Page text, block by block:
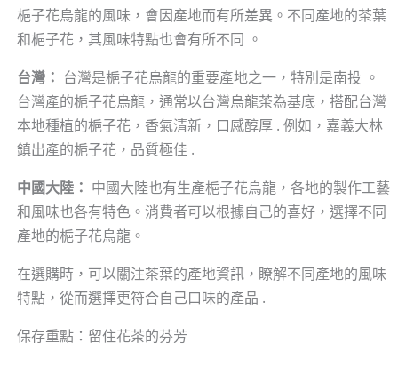
梔子花烏龍的風味，會因產地而有所差異。不同產地的茶葉
和梔子花，其風味特點也會有所不同 。
台灣： 台灣是梔子花烏龍的重要產地之一，特別是南投 。
台灣產的梔子花烏龍，通常以台灣烏龍茶為基底，搭配台灣
本地種植的梔子花，香氣清新，口感醇厚 . 例如，嘉義大林
鎮出產的梔子花，品質極佳 .
中國大陸： 中國大陸也有生產梔子花烏龍，各地的製作工藝
和風味也各有特色。消費者可以根據自己的喜好，選擇不同
產地的梔子花烏龍。
在選購時，可以關注茶葉的產地資訊，瞭解不同產地的風味
特點，從而選擇更符合自己口味的產品 .
保存重點：留住花茶的芬芳